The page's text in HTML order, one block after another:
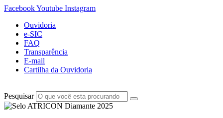
FacebookYoutube Instagram
Ouvidoria
e-SIC
FAQ
Transparência
E-mail
Cartilha da Ouvidoria
Pesquisar